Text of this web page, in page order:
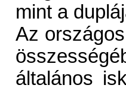
mint a
Az
általános